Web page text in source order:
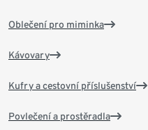
Oblečení pro miminka
Kávovary
Kufry a cestovní příslušenství
Povlečení a prostěradla